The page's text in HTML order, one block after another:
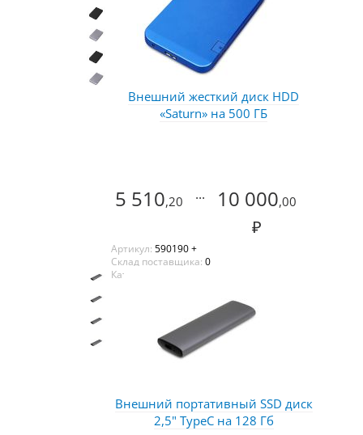
Внешний жесткий диск HDD
«Saturn» на 500 ГБ
5 510,20 ... 10 000,00
₽
Артикул: 590190 +
Склад поставщика: 0
Каталог:
Внешний портативный SSD диск
2,5" TypeC на 128 Гб